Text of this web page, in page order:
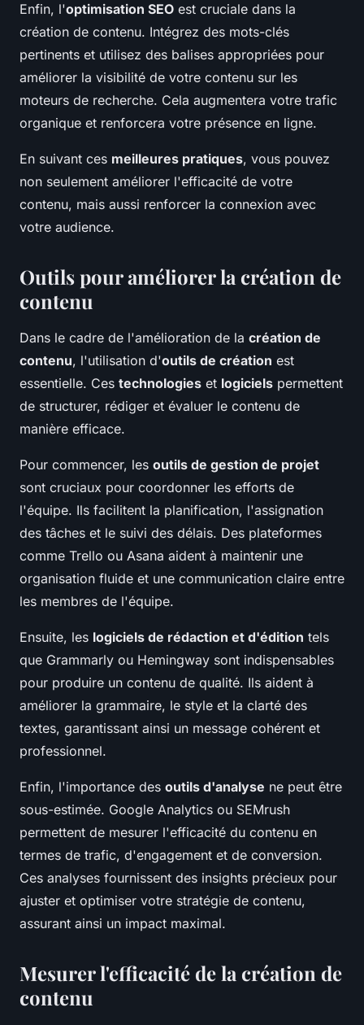
Enfin, l'optimisation SEO est cruciale dans la
création de contenu. Intégrez des mots-clés
pertinents et utilisez des balises appropriées pour
améliorer la visibilité de votre contenu sur les
moteurs de recherche. Cela augmentera votre trafic
organique et renforcera votre présence en ligne.
En suivant ces meilleures pratiques, vous pouvez
non seulement améliorer l'efficacité de votre
contenu, mais aussi renforcer la connexion avec
votre audience.
Outils pour améliorer la création de
contenu
Dans le cadre de l'amélioration de la création de
contenu, l'utilisation d'outils de création est
essentielle. Ces technologies et logiciels permettent
de structurer, rédiger et évaluer le contenu de
manière efficace.
Pour commencer, les outils de gestion de projet
sont cruciaux pour coordonner les efforts de
l'équipe. Ils facilitent la planification, l'assignation
des tâches et le suivi des délais. Des plateformes
comme Trello ou Asana aident à maintenir une
organisation fluide et une communication claire entre
les membres de l'équipe.
Ensuite, les logiciels de rédaction et d'édition tels
que Grammarly ou Hemingway sont indispensables
pour produire un contenu de qualité. Ils aident à
améliorer la grammaire, le style et la clarté des
textes, garantissant ainsi un message cohérent et
professionnel.
Enfin, l'importance des outils d'analyse ne peut être
sous-estimée. Google Analytics ou SEMrush
permettent de mesurer l'efficacité du contenu en
termes de trafic, d'engagement et de conversion.
Ces analyses fournissent des insights précieux pour
ajuster et optimiser votre stratégie de contenu,
assurant ainsi un impact maximal.
Mesurer l'efficacité de la création de
contenu